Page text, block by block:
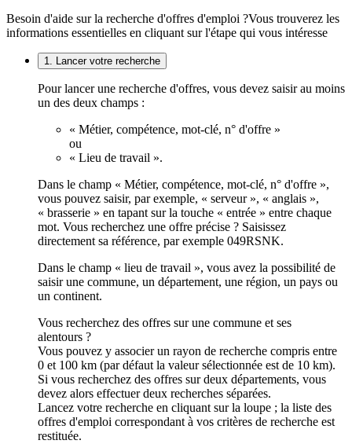
Besoin d'aide sur la recherche d'offres d'emploi ?Vous trouverez les
informations essentielles en cliquant sur l'étape qui vous intéresse
1. Lancer votre recherche
Pour lancer une recherche d'offres, vous devez saisir au moins
un des deux champs :
« Métier, compétence, mot-clé, n° d'offre »
ou
« Lieu de travail ».
Dans le champ « Métier, compétence, mot-clé, n° d'offre »,
vous pouvez saisir, par exemple, « serveur », « anglais »,
« brasserie » en tapant sur la touche « entrée » entre chaque
mot. Vous recherchez une offre précise ? Saisissez
directement sa référence, par exemple 049RSNK.
Dans le champ « lieu de travail », vous avez la possibilité de
saisir une commune, un département, une région, un pays ou
un continent.
Vous recherchez des offres sur une commune et ses
alentours ?
Vous pouvez y associer un rayon de recherche compris entre
0 et 100 km (par défaut la valeur sélectionnée est de 10 km).
Si vous recherchez des offres sur deux départements, vous
devez alors effectuer deux recherches séparées.
Lancez votre recherche en cliquant sur la loupe ; la liste des
offres d'emploi correspondant à vos critères de recherche est
restituée.